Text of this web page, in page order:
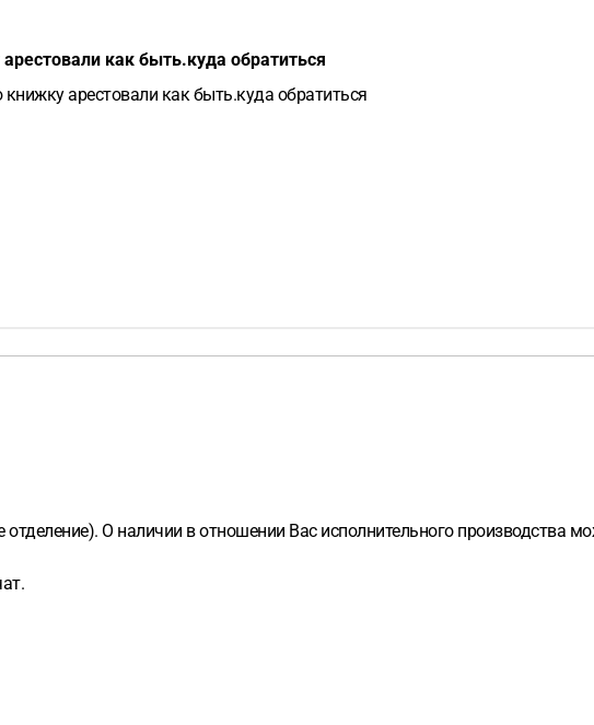
как быть.куда обратиться
арестовали как быть.куда обратиться
О наличии в отношении Вас исполнительного производства